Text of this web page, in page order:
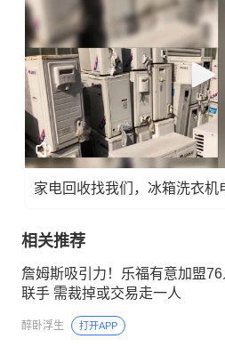
家电回收找我们，冰箱洗衣机
相关推荐
詹姆斯吸引力！乐福有意加盟
联手 需裁掉或交易走一人
醉卧浮生 打开APP